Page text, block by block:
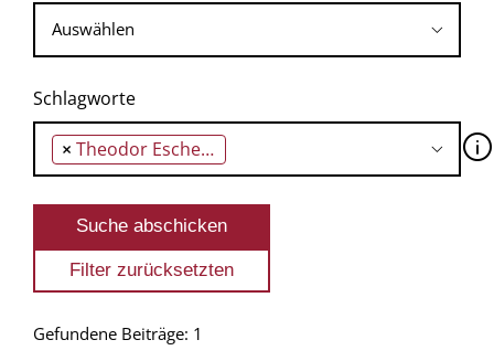
Schlagworte
× Theodor Eschenburg 🛈
Gefundene Beiträge: 1